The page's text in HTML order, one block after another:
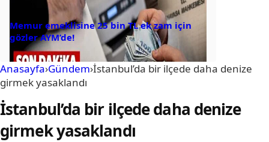
Memur emeklisine 25 bin TL ek zam için
gözler AYM’de!
Anasayfa›Gündem›İstanbul’da bir ilçede daha denize
girmek yasaklandı
İstanbul’da bir ilçede daha denize
girmek yasaklandı